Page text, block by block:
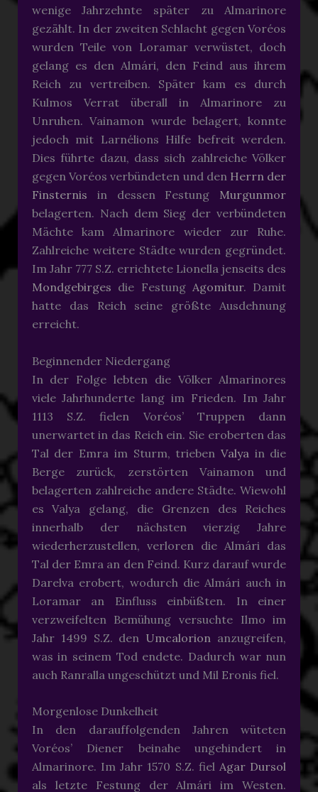
wenige Jahrzehnte später zu Almarinore
gezählt. In der zweiten Schlacht gegen Voréos
wurden Teile von Loramar verwüstet, doch
gelang es den Almári, den Feind aus ihrem
Reich zu vertreiben. Später kam es durch
Kulmos Verrat überall in Almarinore zu
Unruhen. Vainamon wurde belagert, konnte
jedoch mit Larnélions Hilfe befreit werden.
Dies führte dazu, dass sich zahlreiche Völker
gegen Voréos verbündeten und den Herrn der
Finsternis in dessen Festung Murgunmor
belagerten. Nach dem Sieg der verbündeten
Mächte kam Almarinore wieder zur Ruhe.
Zahlreiche weitere Städte wurden gegründet.
Im Jahr 777 S.Z. errichtete Lionella jenseits des
Mondgebirges die Festung Agomitur. Damit
hatte das Reich seine größte Ausdehnung
erreicht.
Beginnender Niedergang
In der Folge lebten die Völker Almarinores
viele Jahrhunderte lang im Frieden. Im Jahr
1113 S.Z. fielen Voréos’ Truppen dann
unerwartet in das Reich ein. Sie eroberten das
Tal der Emra im Sturm, trieben Valya in die
Berge zurück, zerstörten Vainamon und
belagerten zahlreiche andere Städte. Wiewohl
es Valya gelang, die Grenzen des Reiches
innerhalb der nächsten vierzig Jahre
wiederherzustellen, verloren die Almári das
Tal der Emra an den Feind. Kurz darauf wurde
Darelva erobert, wodurch die Almári auch in
Loramar an Einfluss einbüßten. In einer
verzweifelten Bemühung versuchte Ilmo im
Jahr 1499 S.Z. den Umcalorion anzugreifen,
was in seinem Tod endete. Dadurch war nun
auch Ranralla ungeschützt und Mil Eronis fiel.
Morgenlose Dunkelheit
In den darauffolgenden Jahren wüteten
Voréos’ Diener beinahe ungehindert in
Almarinore. Im Jahr 1570 S.Z. fielAgar Dursol
als letzte Festung der Almári im Westen.